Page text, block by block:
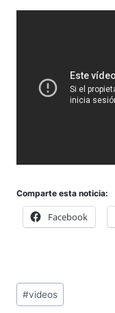
Comparte esta noticia:
Facebook
Etiquetas
de
#videos